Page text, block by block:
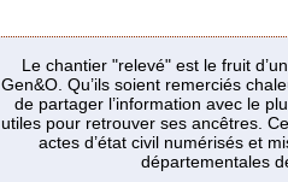
Le chantier "relevé" est le fruit
Gen&O. Qu’ils soient remerciés
de partager l’information avec le
utiles pour retrouver ses ancêtres.
actes d’état civil numérisés et
départementales